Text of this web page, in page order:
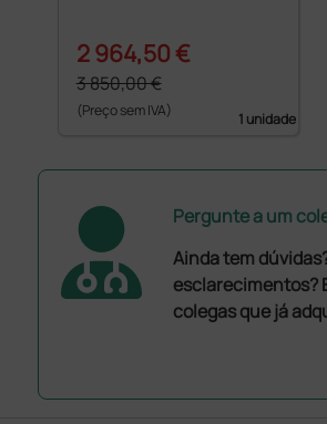
2 964,50 €
3 850,00 €
(Preço sem IVA) 1 unidade
Pergunte a um
Ainda tem
esclarecimentos?
colegas que já